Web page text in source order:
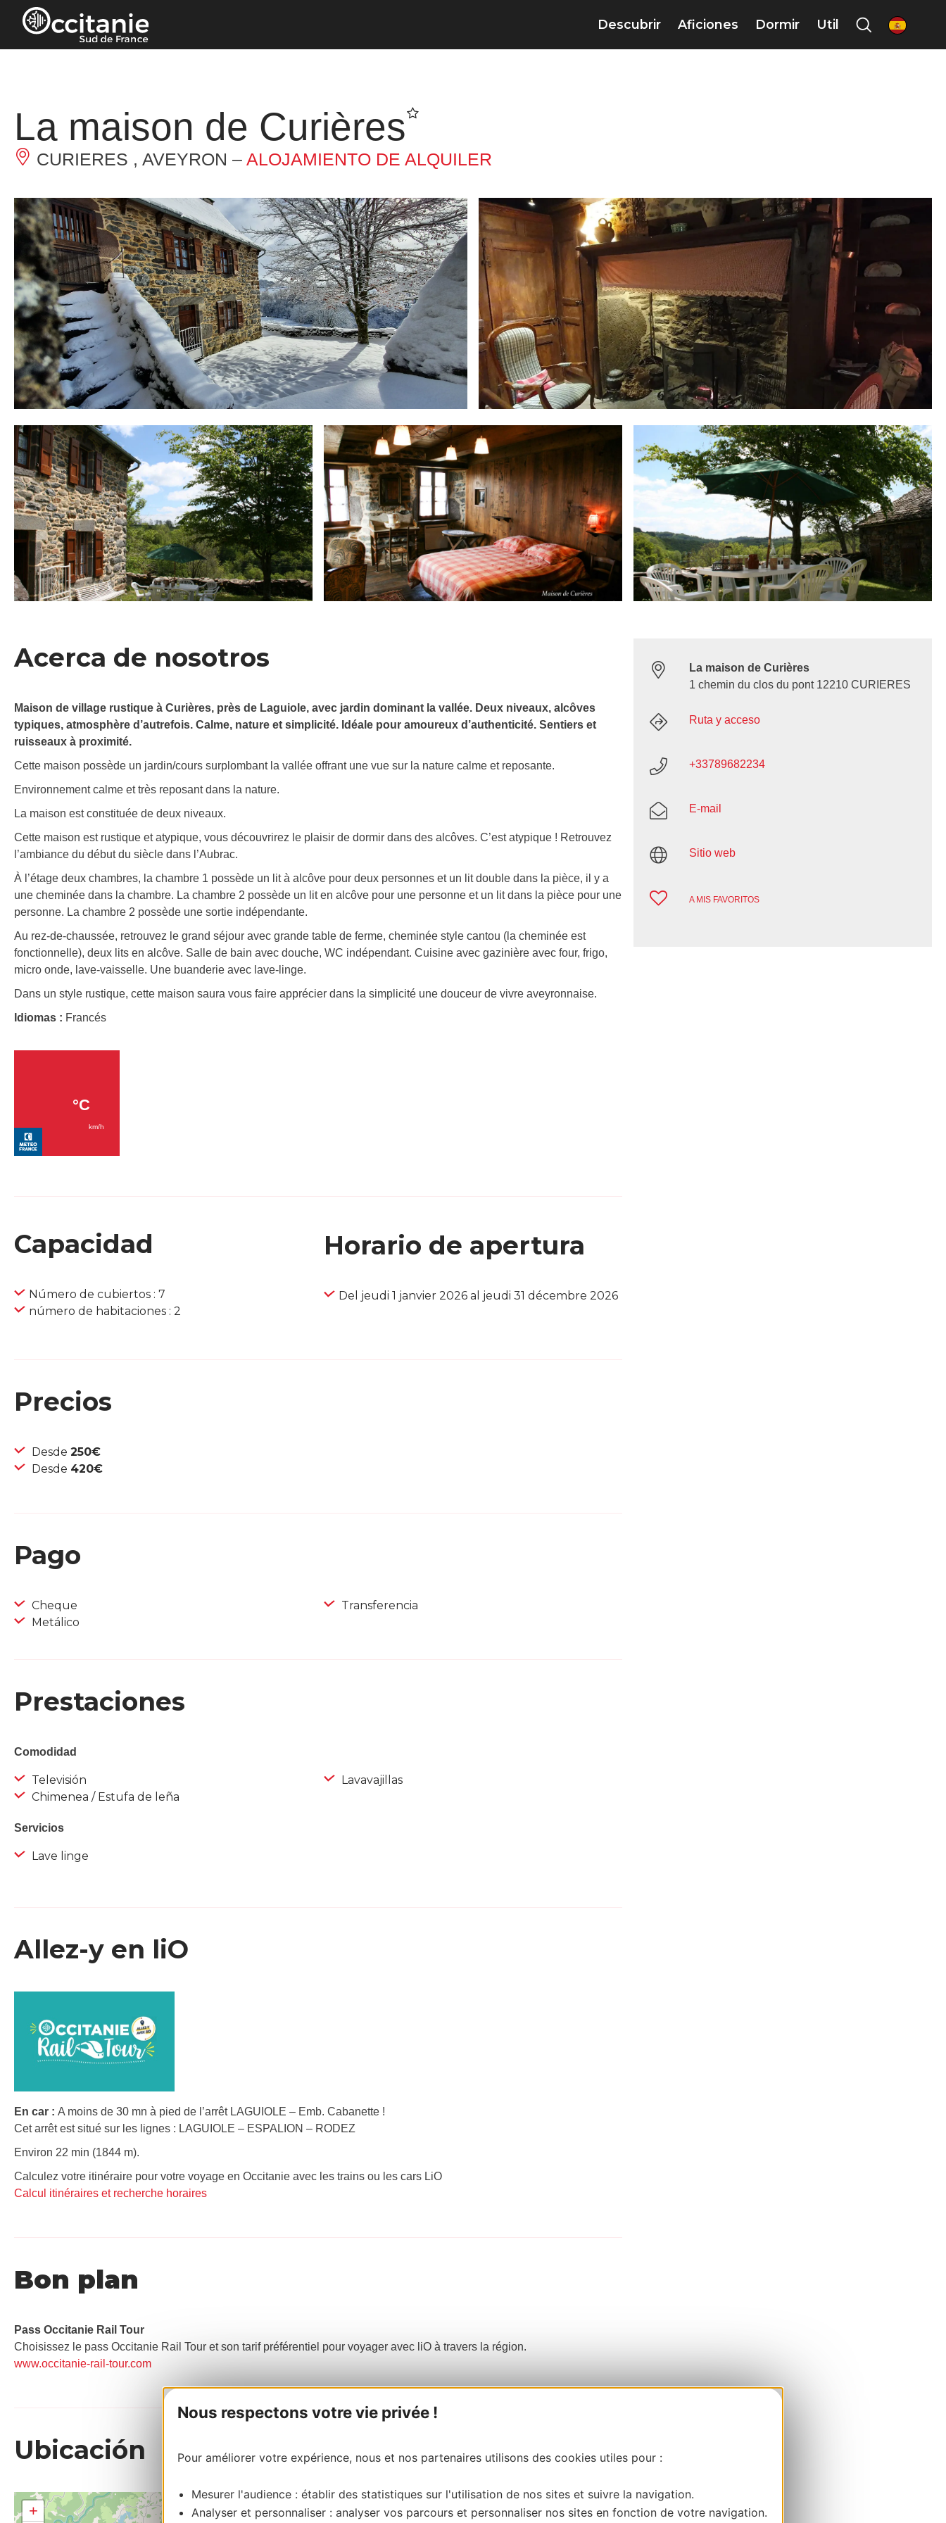
Panel de gestión de cookies
Nous respectons votre vie privée !
Pour améliorer votre expérience, nous et nos partenaires utilisons des cookies utiles pour :
Mesurer l'audience : établir des statistiques sur l'utilisation de nos sites et suivre la navigation.
Analyser et personnaliser : analyser vos parcours et personnaliser nos sites en fonction de votre navigation.
Descubrir Aficiones Dormir Util es
La maison de Curières
CURIERES , AVEYRON – ALOJAMIENTO DE ALQUILER
Acerca de nosotros
Maison de village rustique à Curières, près de Laguiole, avec jardin dominant la vallée. Deux niveaux, alcôves
typiques, atmosphère d’autrefois. Calme, nature et simplicité. Idéale pour amoureux d’authenticité. Sentiers et
ruisseaux à proximité.
Cette maison possède un jardin/cours surplombant la vallée offrant une vue sur la nature calme et reposante.
Environnement calme et très reposant dans la nature.
La maison est constituée de deux niveaux.
Cette maison est rustique et atypique, vous découvrirez le plaisir de dormir dans des alcôves. C’est atypique ! Retrouvez
l’ambiance du début du siècle dans l’Aubrac.
À l’étage deux chambres, la chambre 1 possède un lit à alcôve pour deux personnes et un lit double dans la pièce, il y a
une cheminée dans la chambre. La chambre 2 possède un lit en alcôve pour une personne et un lit dans la pièce pour une
personne. La chambre 2 possède une sortie indépendante.
Au rez-de-chaussée, retrouvez le grand séjour avec grande table de ferme, cheminée style cantou (la cheminée est
fonctionnelle), deux lits en alcôve. Salle de bain avec douche, WC indépendant. Cuisine avec gazinière avec four, frigo,
micro onde, lave-vaisselle. Une buanderie avec lave-linge.
Dans un style rustique, cette maison saura vous faire apprécier dans la simplicité une douceur de vivre aveyronnaise.
Idiomas : Francés
Capacidad
Número de cubiertos : 7
número de habitaciones : 2
Horario de apertura
Del jeudi 1 janvier 2026 al jeudi 31 décembre 2026
Precios
Desde 250€
Desde 420€
Pago
Cheque
Metálico
Transferencia
Prestaciones
Comodidad
Televisión
Chimenea / Estufa de leña
Lavavajillas
Servicios
Lave linge
Allez-y en liO
En car : A moins de 30 mn à pied de l’arrêt LAGUIOLE – Emb. Cabanette !
Cet arrêt est situé sur les lignes : LAGUIOLE – ESPALION – RODEZ
Environ 22 min (1844 m).
Calculez votre itinéraire pour votre voyage en Occitanie avec les trains ou les cars LiO
Calcul itinéraires et recherche horaires
Bon plan
Pass Occitanie Rail Tour​
Choisissez le pass Occitanie Rail Tour et son tarif préférentiel pour voyager avec liO à travers la région.
www.occitanie-rail-tour.com
Ubicación
+
La maison de Curières
1 chemin du clos du pont 12210 CURIERES
Ruta y acceso
+33789682234
E-mail
Sitio web
A MIS FAVORITOS